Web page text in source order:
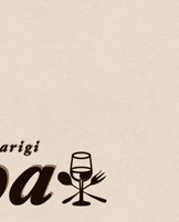
ンバル
」。野
ーナーの作
ンブッフェ
人飲みもグ
です。